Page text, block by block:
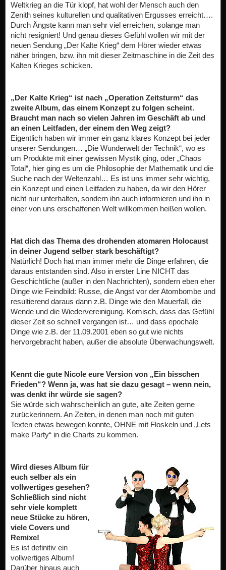
Weltkrieg an die Tür klopf, hat wohl der Mensch auch den
Zenith seines kulturellen und qualitativen Ergusses erreicht….
Durch Ängste kann man sehr viel erreichen, solange man
nicht resigniert! Und genau dieses Gefühl wollen wir mit der
neuen Sendung „Der Kalte Krieg“ dem Hörer wieder etwas
näher bringen, bzw. ihn mit dieser Zeitmaschine in die Zeit des
Kalten Krieges schicken.
„Der Kalte Krieg“ ist nach „Operation Zeitsturm“ das
zweite Album, das einem Konzept zu folgen scheint.
Braucht man nach so vielen Jahren im Geschäft ab und
an einen Leitfaden, der einem den Weg zeigt?
Eigentlich haben wir immer ein ganz klares Konzept bei jeder
unserer Sendungen… „Die Wunderwelt der Technik“, wo es
um Produkte mit einer gewissen Mystik ging, oder „Chaos
Total“, hier ging es um die Philosophie der Mathematik und die
Suche nach der Weltenzahl… Es ist uns immer sehr wichtig,
ein Konzept und einen Leitfaden zu haben, da wir den Hörer
nicht nur unterhalten, sondern ihn auch informieren und ihn in
einer von uns erschaffenen Welt willkommen heißen wollen.
Hat dich das Thema des drohenden atomaren Holocaust
in deiner Jugend selber stark beschäftigt?
Natürlich! Doch hat man immer mehr die Dinge erfahren, die
daraus entstanden sind. Also in erster Line NICHT das
Geschichtliche (außer in den Nachrichten), sondern eben eher
Dinge wie Feindbild: Russe, die Angst vor der Atombombe und
resultierend daraus dann z.B. Dinge wie den Mauerfall, die
Wende und die Wiedervereinigung. Komisch, dass das Gefühl
dieser Zeit so schnell vergangen ist… und dass epochale
Dinge wie z.B. der 11.09.2001 eben so gut wie nichts
hervorgebracht haben, außer die absolute Überwachungswelt.
Kennt die gute Nicole eure Version von „Ein bisschen
Frieden“? Wenn ja, was hat sie dazu gesagt – wenn nein,
was denkt ihr würde sie sagen?
Sie würde sich wahrscheinlich an gute, alte Zeiten gerne
zurückerinnern. An Zeiten, in denen man noch mit guten
Texten etwas bewegen konnte, OHNE mit Floskeln und „Lets
make Party“ in die Charts zu kommen.
Wird dieses Album für
euch selber als ein
vollwertiges gesehen?
Schließlich sind nicht
sehr viele komplett
neue Stücke zu hören,
viele Covers und
Remixe!
Es ist definitiv ein
vollwertiges Album!
Darüber hinaus auch